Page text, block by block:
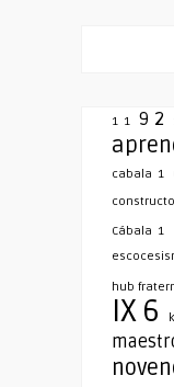
1 1 9 2
cabala 1
Cábala 1
hub
IX 6